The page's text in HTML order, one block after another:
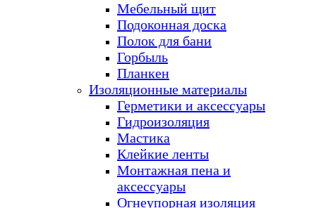
Мебельный щит
Подоконная доска
Полок для бани
Горбыль
Планкен
Изоляционные материалы
Герметики и аксессуары
Гидроизоляция
Мастика
Клейкие ленты
Монтажная пена и
аксессуары
Огнеупорная изоляция